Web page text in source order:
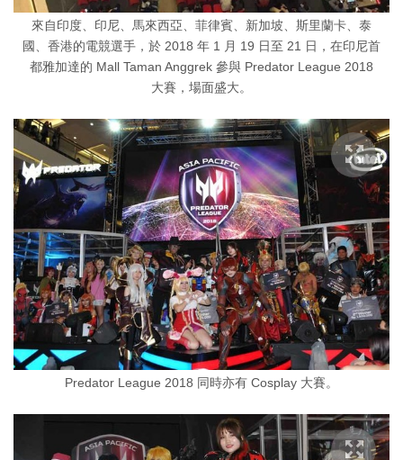
來自印度、印尼、馬來西亞、菲律賓、新加坡、斯里蘭卡、泰
國、香港的電競選手，於 2018 年 1 月 19 日至 21 日，在印尼首
都雅加達的 Mall Taman Anggrek 參與 Predator League 2018
大賽，場面盛大。
Predator League 2018 同時亦有 Cosplay 大賽。